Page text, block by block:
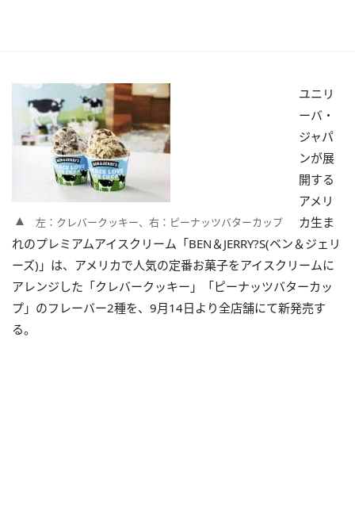
左：クレバークッキー、右：ピーナッツバターカップ
ユニリ
ーバ・
ジャパ
ンが展
開する
アメリ
カ生ま
れのプレミアムアイスクリーム「BEN＆JERRY?S(ベン＆ジェリ
ーズ)」は、アメリカで人気の定番お菓子をアイスクリームに
アレンジした「クレバークッキー」「ピーナッツバターカッ
プ」のフレーバー2種を、9月14日より全店舗にて新発売す
る。